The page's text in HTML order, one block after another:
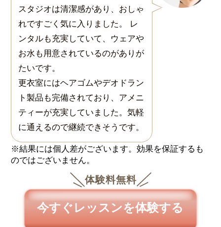
スタジオは清潔感があり、おしゃ
れですごく気に入りました。 レ
ンタルも充実していて、ウェアや
お水も用意されているのがありが
たいです。
更衣室にはヘアゴムやデオドラン
ト製品も完備されており、アメニ
ティーが充実していました。気軽
に通えるので継続できそうです。
体験料無料
今すぐレッスンを体験する